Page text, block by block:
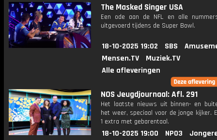
The Masked Singer USA
Een ode aan de NFL en alle
uitgevoerd tijdens de Super Bowl.
18-10-2025 19:02 SBS
Mensen.TV
Muziek.TV
Alle afleveringen
NOS Jeugdjournaal: Afl. 291
Het laatste nieuws uit binnen- en
het weer, speciaal voor de jonge kijker.
1 extra met gebarentaal.
18-10-2025 19:00 NPO3